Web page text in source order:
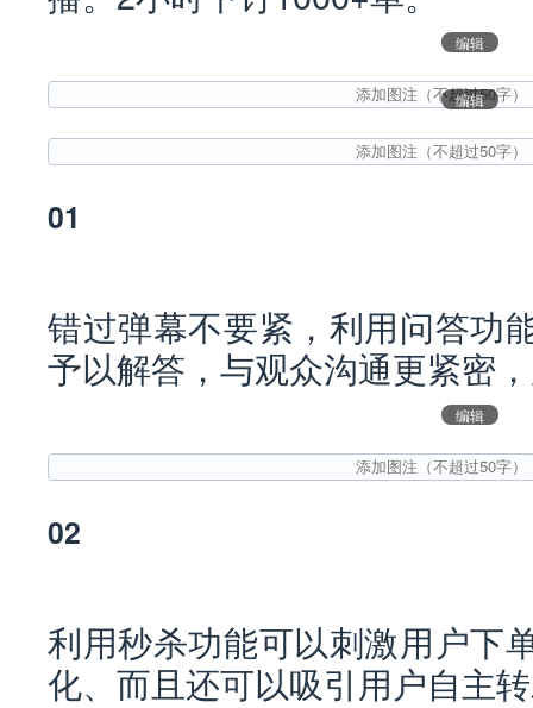
编辑
编辑
01
错过弹幕不要紧，利用问答功
予以解答，与观众沟通更紧密
编辑
02
利用秒杀功能可以刺激用户下
化、而且还可以吸引用户自主